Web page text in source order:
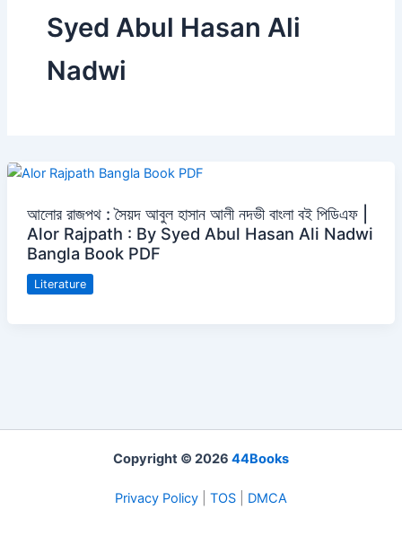
Syed Abul Hasan Ali
Nadwi
আলোর রাজপথ : সৈয়দ আবুল হাসান আলী নদভী বাংলা বই পিডিএফ |
Alor Rajpath : By Syed Abul Hasan Ali Nadwi
Bangla Book PDF
Literature
Copyright © 2026 44Books
Privacy Policy TOS DMCA